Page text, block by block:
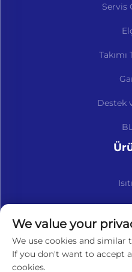
Servis
Takımı
Destek
Kits ve
We value your
We use cookies and similar
If you don't want to accept
cookies.